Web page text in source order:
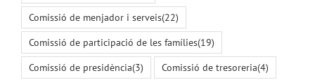
Comissió de menjador i serveis(22)
Comissió de participació de les famílies(19)
Comissió de presidència(3) Comissió de tresoreria(4)